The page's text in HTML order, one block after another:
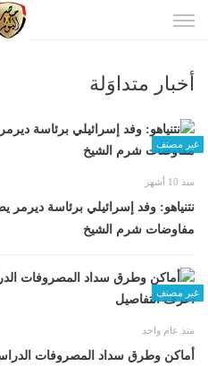
الى
أخبار متداوَلة
غير مصنف
منذ 10 أشهر
نتنياهو: وفد إسرائيلي برئاسة
مفاوضات شرم الشيخ
غير مصنف
منذ عام واحد